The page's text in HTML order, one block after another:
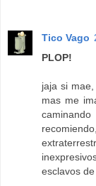
Tico Vago
PLOP!
jaja si
mas me
esclavos de